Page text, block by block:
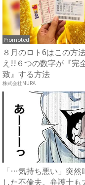
Promoted
８月のロト6はこの方
え!!６つの数字が『完
致』する方法
株式会社MURA
「…気持ち悪い」突然
した不倫夫。弁護士も